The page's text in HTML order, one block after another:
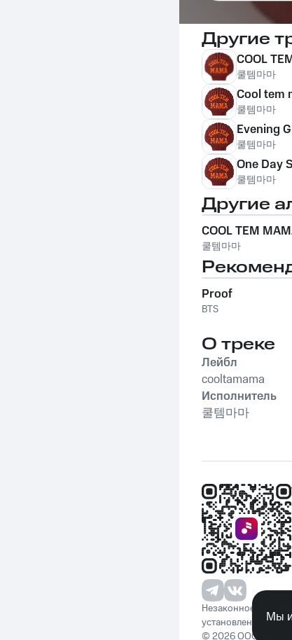
Другие
COOL
쿨템마마
Cool tem
쿨템마마
Evening
쿨템마마
One Day
쿨템마마
Другие
COOL TEM
쿨템마마
Proof
BTS
О треке
Лейбл
cooltamama
Исполнитель
쿨템마마
Незаконное
установленную
© 2026 ООО
Мы